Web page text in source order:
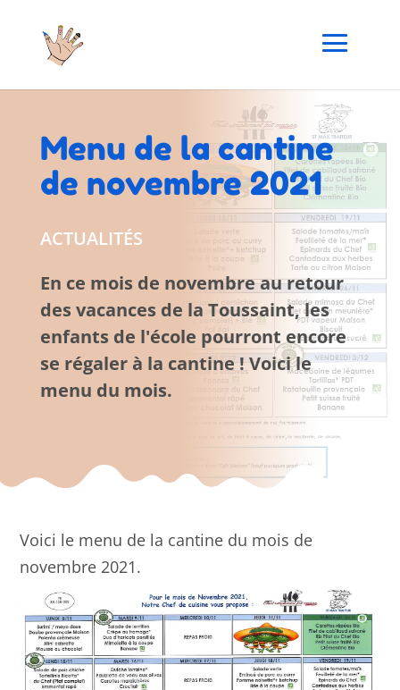
Menu de la cantine
de novembre 2021
ACTUALITÉS
En ce mois de novembre au retour
des vacances de la Toussaint, les
enfants de l'école pourront encore
se régaler à la cantine ! Voici le
menu du mois.
Voici le menu de la cantine du mois de
novembre 2021.